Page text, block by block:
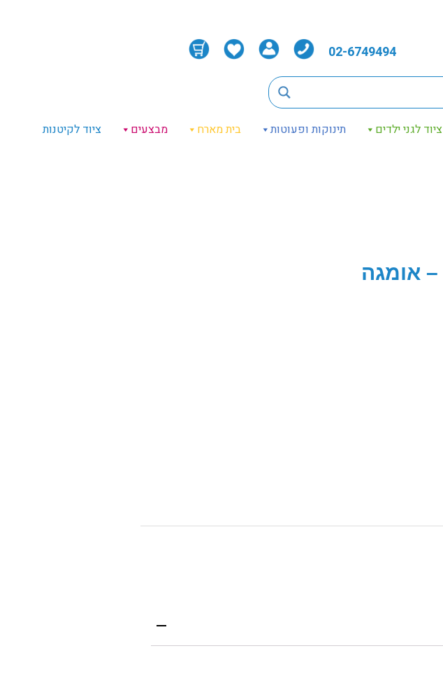
02-6749494
ציוד לגני ילדים תינוקות ופעוטות בית מארח מבצעים
ציוד לקיטנות